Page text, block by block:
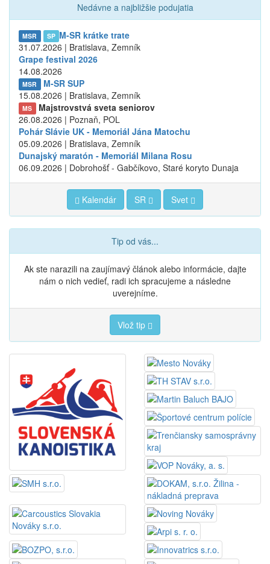
Nedávne a najbližšie podujatia
MSR SP M-SR krátke trate
31.07.2026 | Bratislava, Zemník
Grape festival 2026
14.08.2026
MSR
M-SR SUP
15.08.2026 | Bratislava, Zemník
MS
Majstrovstvá sveta seniorov
26.08.2026 | Poznaň, POL
Pohár Slávie UK - Memoriál Jána Matochu
05.09.2026 | Bratislava, Zemník
Dunajský maratón - Memoriál Milana Rosu
06.09.2026 | Dobrohošť - Gabčíkovo, Staré koryto Dunaja
Kalendár SR Svet
Tip od vás...
Ak ste narazili na zaujímavý článok alebo informácie, dajte
nám o nich vedieť, radi ich spracujeme a následne
uverejníme.
Vlož tip